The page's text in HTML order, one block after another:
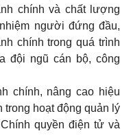
chính và chất lượng
người đứng đầu,
chính trong quá trình
đội ngũ cán bộ, công
chính, nâng cao hiệu
trong hoạt động quản lý
quyền điện tử và